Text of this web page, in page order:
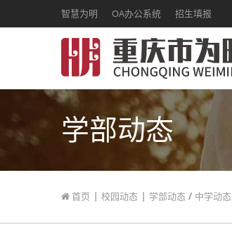
智慧为明 OA办公系统 招生填报
学部动态
首页 | 校园动态 | 学部动态 / 中学动态